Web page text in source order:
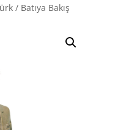
/ Batıya Bakış